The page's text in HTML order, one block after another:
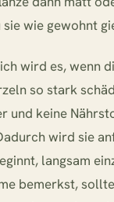
wie gewohnt
wird es, wenn
so stark
und keine
wird sie
langsam
bemerkst,